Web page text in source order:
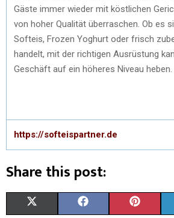
Gäste immer wieder mit köstlichen
von hoher Qualität überraschen. Ob es
Softeis, Frozen Yoghurt oder frisch
handelt, mit der richtigen Ausrüstung
Geschäft auf ein höheres Niveau heben.
https://softeispartner.de
Share this post: